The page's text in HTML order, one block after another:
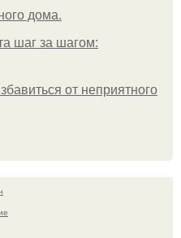
дома.
шаг за шагом:
от неприятного